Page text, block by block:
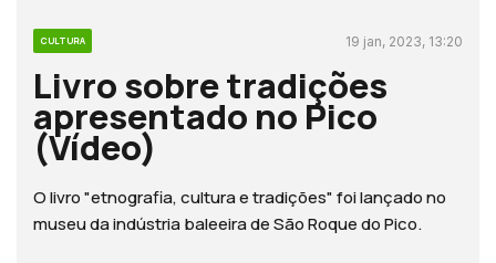
CULTURA 19 jan, 2023, 13:20
Livro sobre tradições
apresentado no Pico
(Vídeo)
O livro "etnografia, cultura e tradições" foi lançado no
museu da indústria baleeira de São Roque do Pico.